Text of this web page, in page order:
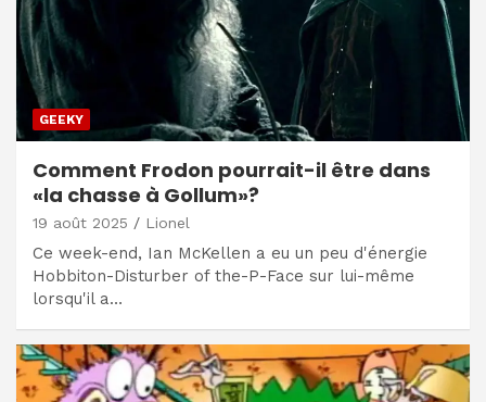
GEEKY
Comment Frodon pourrait-il être dans
«la chasse à Gollum»?
19 août 2025 Lionel
Ce week-end, Ian McKellen a eu un peu d'énergie
Hobbiton-Disturber of the-P-Face sur lui-même
lorsqu'il a…